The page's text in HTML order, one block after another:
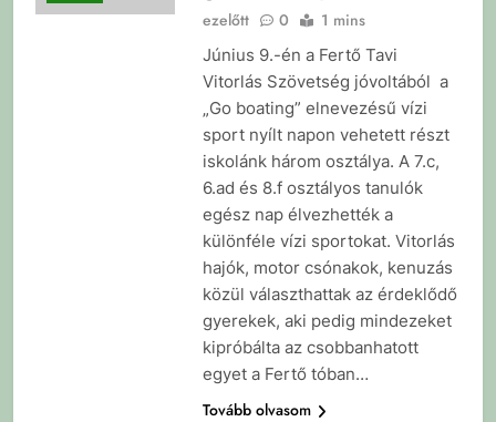
ezelőtt
0 1 mins
Június 9.-én a Fertő Tavi
Vitorlás Szövetség jóvoltából a
„Go boating” elnevezésű vízi
sport nyílt napon vehetett részt
iskolánk három osztálya. A 7.c,
6.ad és 8.f osztályos tanulók
egész nap élvezhették a
különféle vízi sportokat. Vitorlás
hajók, motor csónakok, kenuzás
közül választhattak az érdeklődő
gyerekek, aki pedig mindezeket
kipróbálta az csobbanhatott
egyet a Fertő tóban…
Tovább olvasom